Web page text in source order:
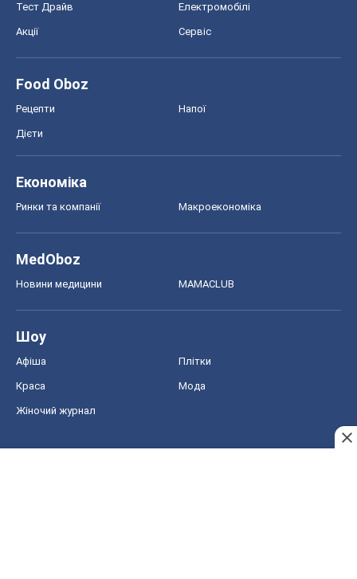
Тест Драйв Електромобілі
Акції Сервіс
Food Oboz
Рецепти Напої
Дієти
Економіка
Ринки та компанії Макроекономіка
MedOboz
Новини медицини MAMACLUB
Шоу
Афіша Плітки
Краса Мода
Жіночий журнал